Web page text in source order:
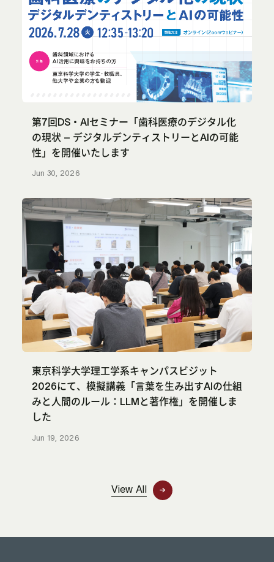
第7回DS・AIセミナー「歯科医療のデジタル化
の現状 – デジタルデンティストリーとAIの可能
性」を開催いたします
Jun 30, 2026
東京科学大学理工学系キャンパスビジット
2026にて、模擬講義「言葉を生み出すAIの仕組
みと人間のルール：LLMと著作権」を開催しま
した
Jun 19, 2026
View All